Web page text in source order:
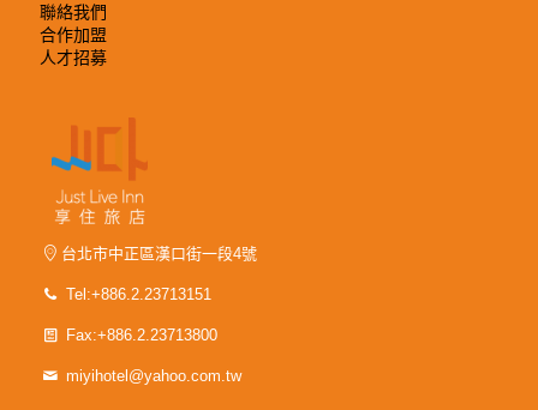
聯絡我們
合作加盟
人才招募
台北市中正區漢口街一段4號
Tel:+886.2.23713151
Fax:+886.2.23713800
miyihotel@yahoo.com.tw